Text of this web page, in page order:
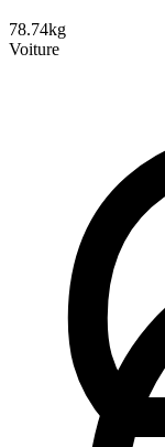
78.74kg
Voiture